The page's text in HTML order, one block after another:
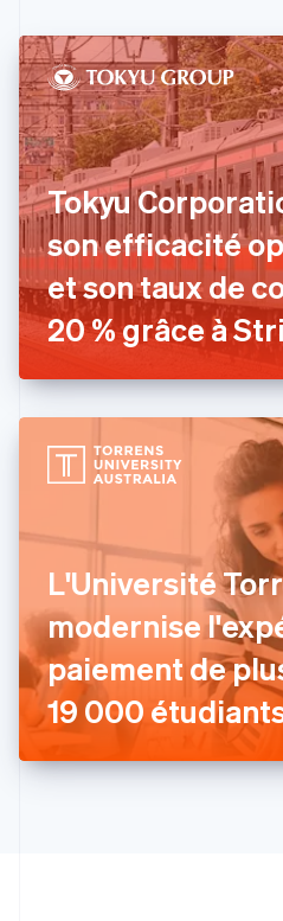
Tokyu
son efficacité
et son taux de
20 % grâce à
L'Université
modernise
paiement de
19 000
English Français
Chine continentale
简体中文English
Chypre
English
Croatie
EnglishItaliano
Danemark
English
Émirats arabes unis
English
Espagne
EspañolEnglish
English
États-Unis
Finlande
EnglishSvenska
Gibraltar
English
Grèce
English
Hongrie
English
Inde
English
English